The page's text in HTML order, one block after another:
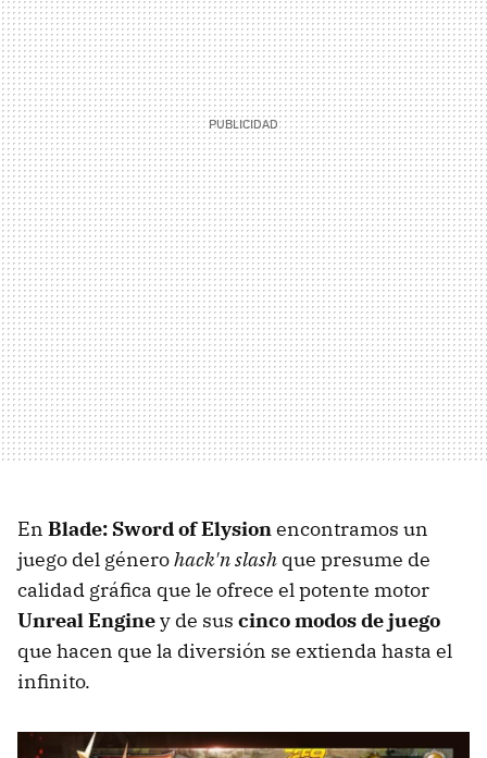
En Blade: Sword of Elysionencontramos un
juego del génerohack'n slash que presume de
calidad gráfica que le ofrece el potente motor
Unreal Enginey de sus cinco modos de juego
que hacen que la diversión se extienda hasta el
infinito.